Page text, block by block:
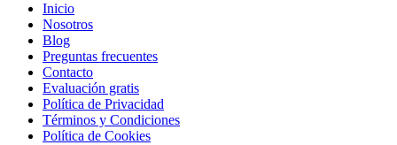
Inicio
Nosotros
Blog
Preguntas frecuentes
Contacto
Evaluación gratis
Política de Privacidad
Términos y Condiciones
Política de Cookies